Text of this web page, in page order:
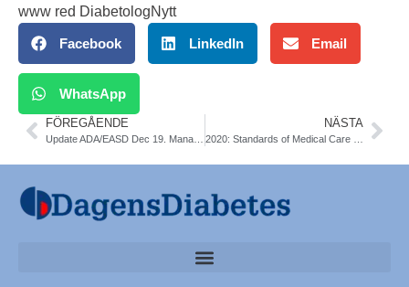
www red DiabetologNytt
Facebook LinkedIn Email
WhatsApp
FÖREGÅENDE NÄSTA